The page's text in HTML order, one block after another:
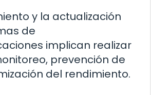
y la actualización
de
implican realizar
prevención de
del rendimiento.